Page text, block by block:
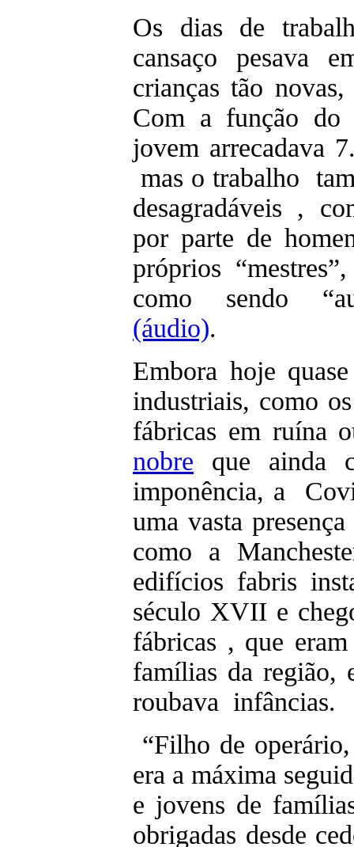
Os dias de
cansaço pesava
crianças tão
Com a função
jovem arrecadava
mas o trabalho
desagradáveis ,
por parte de
próprios
como sendo
(áudio).
Embora hoje
industriais, como
fábricas em ruína
nobre que ainda
imponência, a
uma vasta
como a
edifícios fabris
século XVII e
fábricas , que
famílias da região,
roubava infâncias.
“Filho de
era a máxima
e jovens de
obrigadas desde